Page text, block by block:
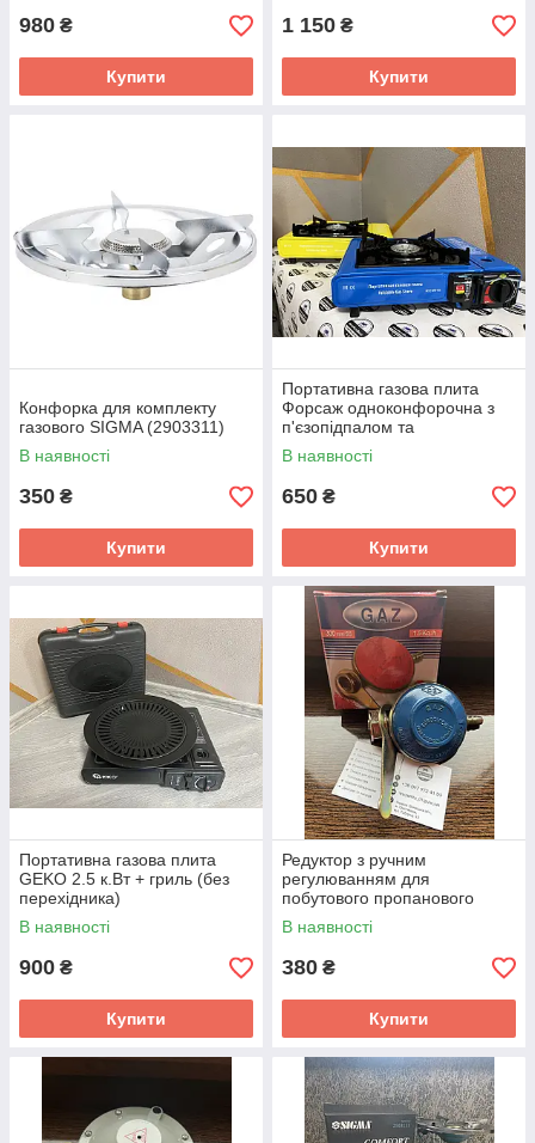
980 ₴
Купити
1 150 ₴
Купити
Конфорка для комплекту
газового SIGMA (2903311)
В наявності
350 ₴
Купити
Портативна газова плита
Форсаж одноконфорочна з
п'єзопідпалом та
перехідником WMC Tools
В наявності
650 ₴
Купити
Портативна газова плита
GEKO 2.5 к.Вт + гриль (без
перехідника)
В наявності
900 ₴
Купити
Редуктор з ручним
регулюванням для
побутового пропанового
балона GAZ
В наявності
380 ₴
Купити